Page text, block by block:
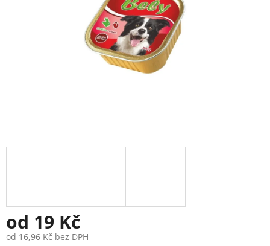
od 19 Kč
od 16,96 Kč bez DPH